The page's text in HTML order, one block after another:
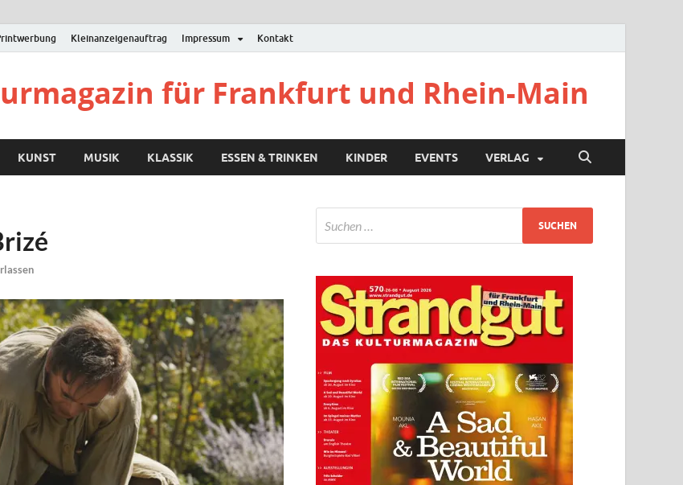
Kleinanzeigenauftrag Impressum Kontakt
für Frankfurt und Rhein-Main
KUNST MUSIK KLASSIK ESSEN & TRINKEN KINDER EVENTS VERLAG